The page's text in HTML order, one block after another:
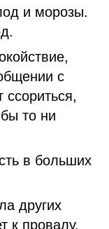
и морозы.
с
то ни
в больших
других
к провалу.